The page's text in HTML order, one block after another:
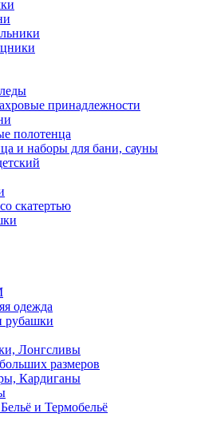
принадлежности
полотенца
и наборы для бани, сауны
скатертью
одежда
рубашки
Лонгсливы
размеров
Кардиганы
и Термобельё